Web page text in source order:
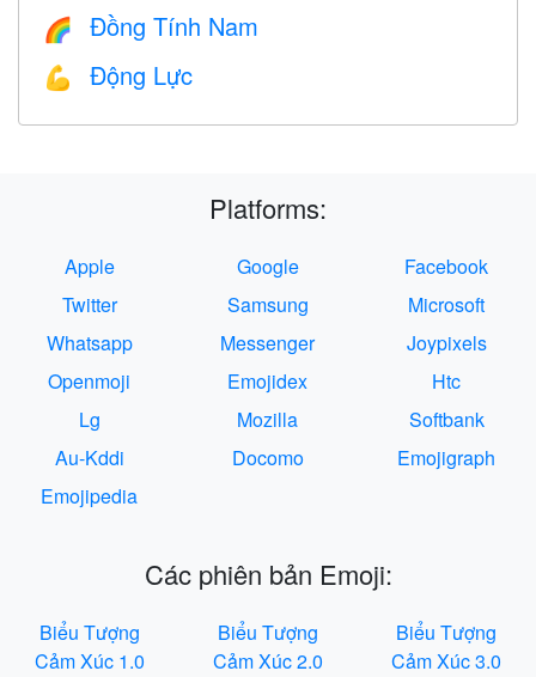
🌈 Đồng Tính Nam
💪 Động Lực
Platforms:
Apple Google
Facebook
Twitter
Samsung
Microsoft
Whatsapp
Messenger
Joypixels
Openmoji
Emojidex
Htc
Lg
Mozilla
Softbank
Au-Kddi
Docomo
Emojigraph
Emojipedia
Các phiên bản Emoji:
Biểu Tượng
Cảm Xúc 1.0
Biểu Tượng
Cảm Xúc 2.0
Biểu Tượng
Cảm Xúc 3.0